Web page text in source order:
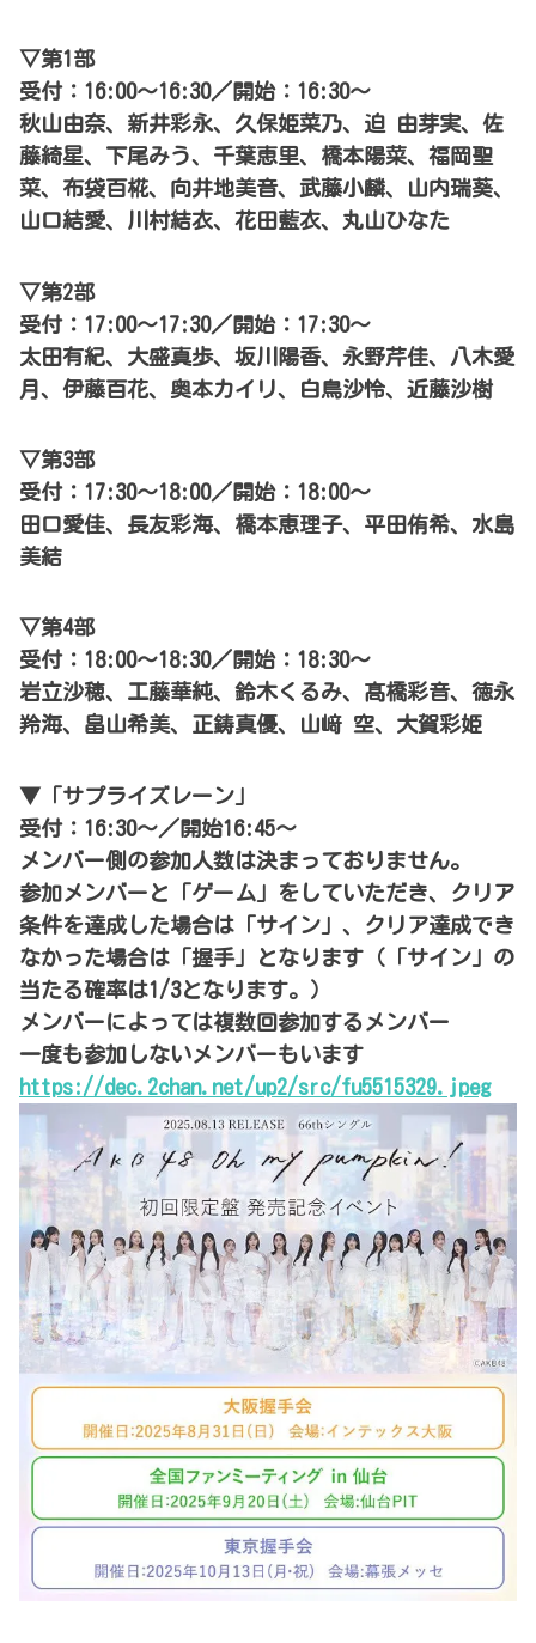
▽第1部
受付：16:00～16:30／開始：16:30～
秋山由奈、新井彩永、久保姫菜乃、迫 由芽実、佐
藤綺星、下尾みう、千葉恵里、橋本陽菜、福岡聖
菜、布袋百椛、向井地美音、武藤小麟、山内瑞葵、
山口結愛、川村結衣、花田藍衣、丸山ひなた
▽第2部
受付：17:00～17:30／開始：17:30～
太田有紀、大盛真歩、坂川陽香、永野芹佳、八木愛
月、伊藤百花、奥本カイリ、白鳥沙怜、近藤沙樹
▽第3部
受付：17:30～18:00／開始：18:00～
田口愛佳、長友彩海、橋本恵理子、平田侑希、水島
美結
▽第4部
受付：18:00～18:30／開始：18:30～
岩立沙穂、工藤華純、鈴木くるみ、髙橋彩音、徳永
羚海、畠山希美、正鋳真優、山﨑 空、大賀彩姫
▼「サプライズレーン」
受付：16:30～／開始16:45～
メンバー側の参加人数は決まっておりません。
参加メンバーと「ゲーム」をしていただき、クリア
条件を達成した場合は「サイン」、クリア達成でき
なかった場合は「握手」となります（「サイン」の
当たる確率は1/3となります。）
メンバーによっては複数回参加するメンバー
一度も参加しないメンバーもいます
https://dec.2chan.net/up2/src/fu5515329.jpeg